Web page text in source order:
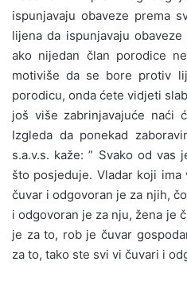
ispunjavaju obaveze prema
lijena da ispunjavaju
ako nijedan član porodice
motiviše da se bore protiv
porodicu, onda ćete vidjeti
još više zabrinjavajuće naći
Izgleda da ponekad
s.a.v.s. kaže: ” Svako od
što posjeduje. Vladar koji
čuvar i odgovoran je za njih,
i odgovoran je za nju, žena je
je za to, rob je čuvar
za to, tako ste svi vi čuvari i